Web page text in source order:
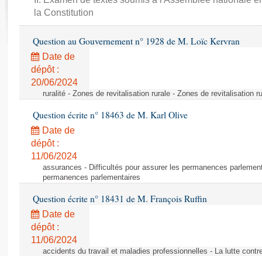
Rapports d'enquête
Rapports législatifs
Baromètre de l’application des lois
Dossiers législatifs
Budget et sécurité sociale
la Constitution
Question au Gouvernement n° 1928 de M. Loïc Kervran
Date de
dépôt :
20/06/2024
ruralité - Zones de revitalisation rurale - Zones de revitalisation
Question écrite n° 18463 de M. Karl Olive
Date de
dépôt :
11/06/2024
assurances - Difficultés pour assurer les permanences
permanences parlementaires
Question écrite n° 18431 de M. François Ruffin
Date de
dépôt :
11/06/2024
accidents du travail et maladies professionnelles - La lutte